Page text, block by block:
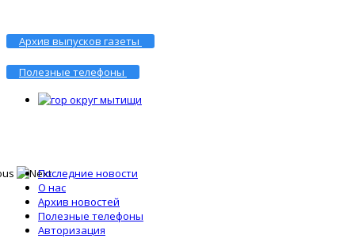
Архив выпусков газеты
Полезные телефоны
Последние новости
О нас
Архив новостей
Полезные телефоны
Авторизация